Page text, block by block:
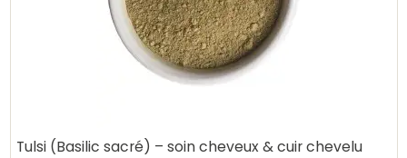
Tulsi (Basilic sacré) – soin cheveux & cuir chevelu